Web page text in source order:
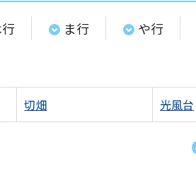
ま行 や行
切畑 光風台